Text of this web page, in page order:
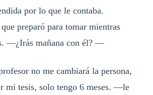
por lo que le contaba.
preparó para tomar mientras
—¿Irás mañana con él? —
no me cambiará la persona,
mi tesis, solo tengo 6 meses. —le